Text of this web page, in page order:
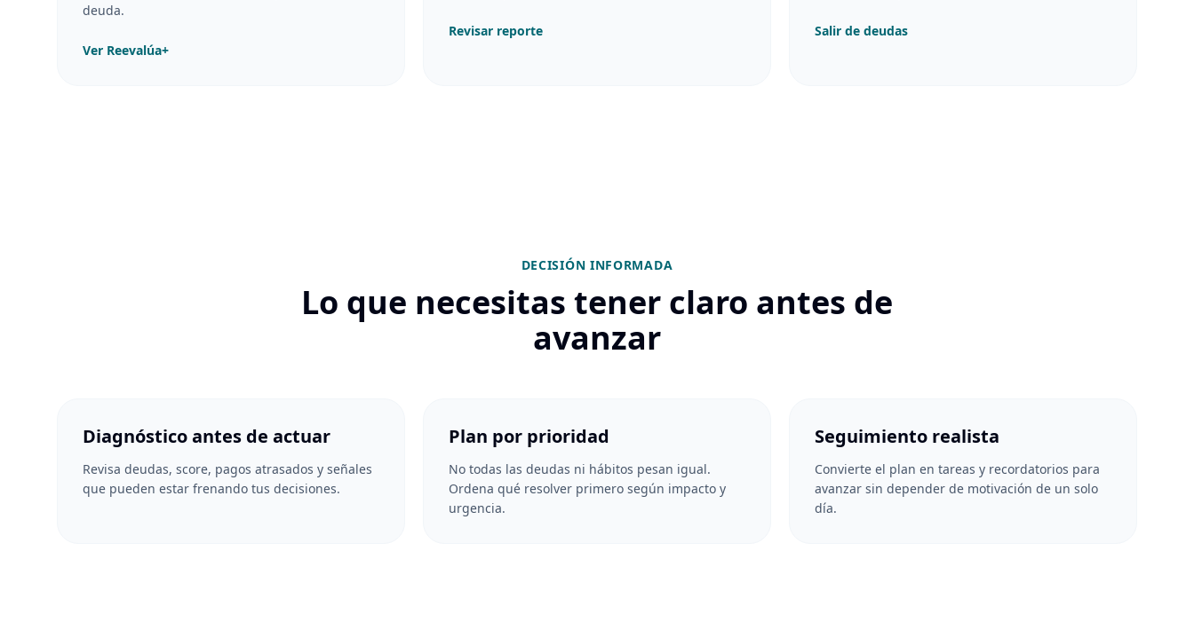
deuda.
Ver Reevalúa+
Revisar reporte Salir de deudas
DECISIÓN INFORMADA
Lo que necesitas tener claro antes de
avanzar
Diagnóstico antes de actuar
Revisa deudas, score, pagos atrasados y señales
que pueden estar frenando tus decisiones.
Plan por prioridad
No todas las deudas ni hábitos pesan igual.
Ordena qué resolver primero según impacto y
urgencia.
Seguimiento realista
Convierte el plan en tareas y recordatorios para
avanzar sin depender de motivación de un solo
día.